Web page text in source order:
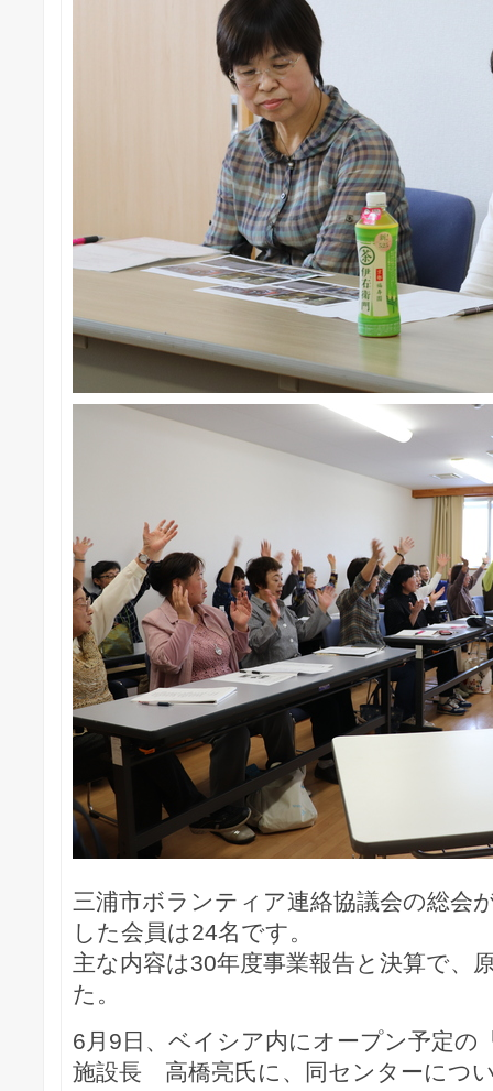
三浦市ボランティア連絡協議会の総会
した会員は24名です。
主な内容は30年度事業報告と決算で、
た。
6月9日、ベイシア内にオープン予定の
施設長 高橋亮氏に、同センターにつ